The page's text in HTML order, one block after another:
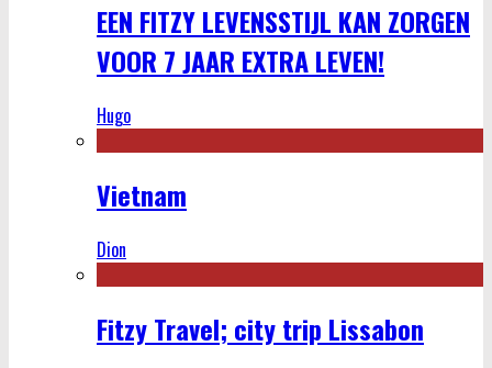
EEN FITZY LEVENSSTIJL KAN ZORGEN
VOOR 7 JAAR EXTRA LEVEN!
Hugo
Vietnam
Dion
Fitzy Travel; city trip Lissabon